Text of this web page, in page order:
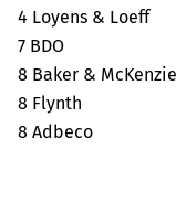
4 Loyens & Loeff
7 BDO
8 Baker & McKenzie
8 Flynth
8 Adbeco